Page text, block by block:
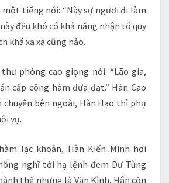
một tiếng nói: “Này sự ngươi đi làm
đều khó có khả năng nhận tổ quy
khá xa xa cũng hảo.
phòng cao giọng nói: “Lão gia,
cấp công hàm đưa đạt.” Hàn Cao
chuyện bên ngoài, Hàn Hạo thì phụ
vụ.
lạc khoản, Hàn Kiến Minh hơi
nghĩ tới hạ lệnh đem Dư Tùng
thế nhưng là Vân Kình. Hắn còn